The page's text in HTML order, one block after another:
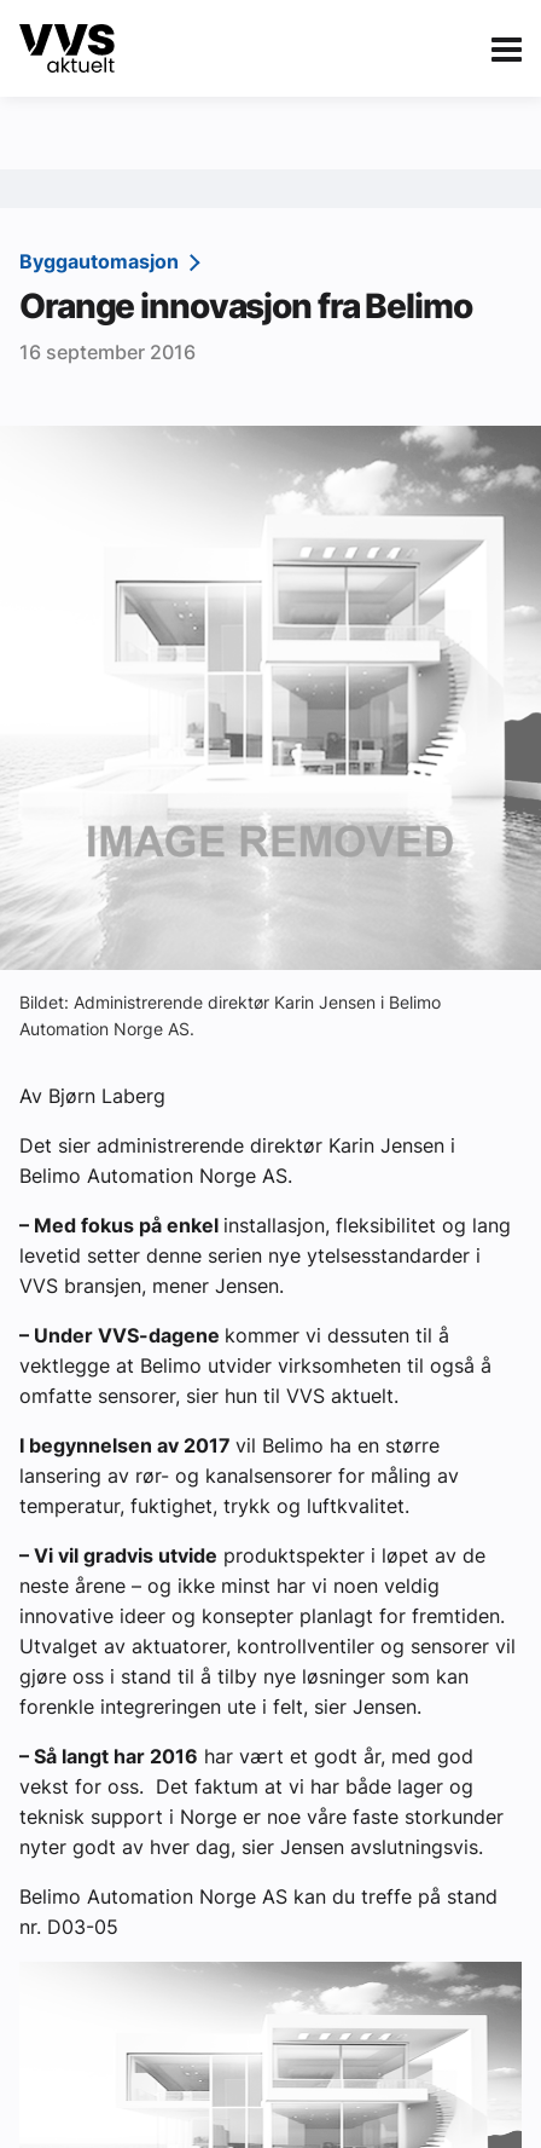
Kategorier
Sanitær
Ventilasjon
Varme og energi
Om VVS Aktuelt
Abonner på fagbladet Byggfakta Nyheter
Annonsere i VVS Aktuelt
Tips oss
eBlad
Byggautomasjon
Orange innovasjon fra Belimo
16 september 2016
Bildet: Administrerende direktør Karin Jensen i Belimo
Automation Norge AS.
Av Bjørn Laberg
Det sier administrerende direktør Karin Jensen i
Belimo Automation Norge AS.
– Med fokus på enkel installasjon, fleksibilitet og lang
levetid setter denne serien nye ytelsesstandarder i
VVS bransjen, mener Jensen.
– Under VVS-dagene kommer vi dessuten til å
vektlegge at Belimo utvider virksomheten til også å
omfatte sensorer, sier hun til VVS aktuelt.
I begynnelsen av 2017 vil Belimo ha en større
lansering av rør- og kanalsensorer for måling av
temperatur, fuktighet, trykk og luftkvalitet.
– Vi vil gradvis utvide produktspekter i løpet av de
neste årene – og ikke minst har vi noen veldig
innovative ideer og konsepter planlagt for fremtiden.
Utvalget av aktuatorer, kontrollventiler og sensorer vil
gjøre oss i stand til å tilby nye løsninger som kan
forenkle integreringen ute i felt, sier Jensen.
– Så langt har 2016 har vært et godt år, med god
vekst for oss. Det faktum at vi har både lager og
teknisk support i Norge er noe våre faste storkunder
nyter godt av hver dag, sier Jensen avslutningsvis.
Belimo Automation Norge AS kan du treffe på stand
nr. D03-05